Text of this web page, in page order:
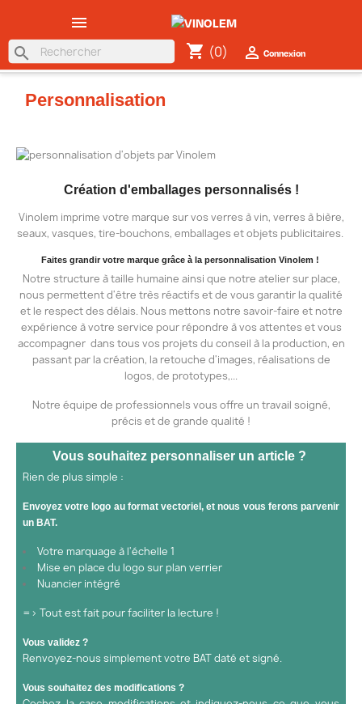

shopping_cart (0)  Connexion
search
Personnalisation
Création d'emballages personnalisés !
Vinolem imprime votre marque sur vos verres à vin, verres à bière,
seaux, vasques, tire-bouchons, emballages et objets publicitaires.
Faites grandir votre marque grâce à la personnalisation Vinolem !
Notre structure à taille humaine ainsi que notre atelier sur place,
nous permettent d'être très réactifs et de vous garantir la qualité
et le respect des délais. Nous mettons notre savoir-faire et notre
expérience à votre service pour répondre à vos attentes et vous
accompagner dans tous vos projets du conseil à la production, en
passant par la création, la retouche d'images, réalisations de
logos, de prototypes,...
Notre équipe de professionnels vous offre un travail soigné,
précis et de grande qualité !
Vous souhaitez personnaliser un article ?
Rien de plus simple :
Envoyez votre logo au format vectoriel, et nous vous ferons parvenir
un BAT.
Votre marquage à l'échelle 1
Mise en place du logo sur plan verrier
Nuancier intégré
=> Tout est fait pour faciliter la lecture !
Vous validez ?
Renvoyez-nous simplement votre BAT daté et signé.
Vous souhaitez des modifications ?